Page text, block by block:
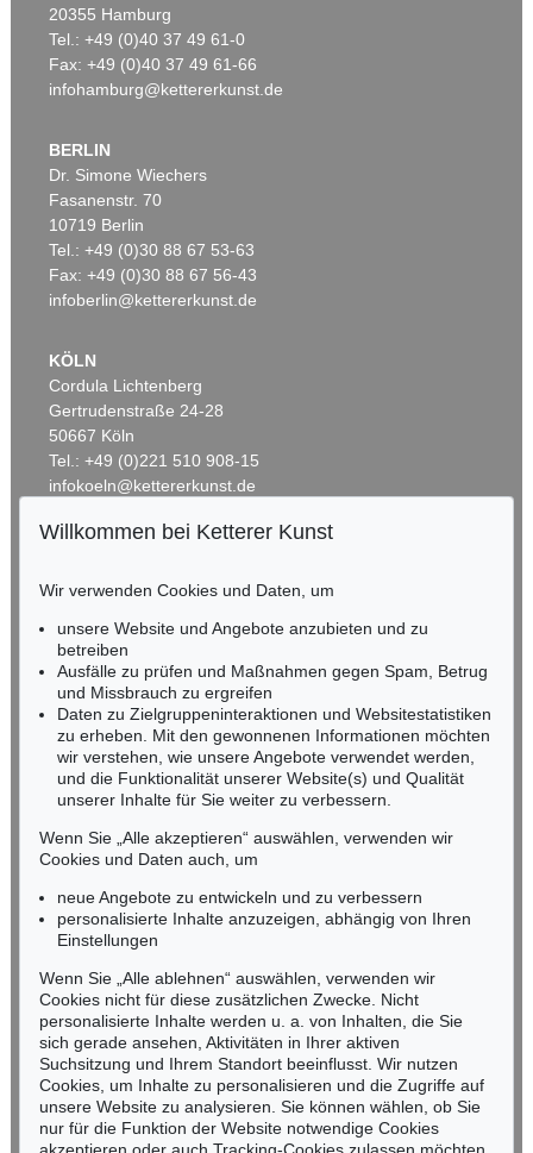
20355 Hamburg
Tel.: +49 (0)40 37 49 61-0
Fax: +49 (0)40 37 49 61-66
infohamburg@kettererkunst.de
BERLIN
Dr. Simone Wiechers
Fasanenstr. 70
10719 Berlin
Tel.: +49 (0)30 88 67 53-63
Fax: +49 (0)30 88 67 56-43
infoberlin@kettererkunst.de
KÖLN
Cordula Lichtenberg
Gertrudenstraße 24-28
50667 Köln
Tel.: +49 (0)221 510 908-15
infokoeln@kettererkunst.de
BADEN-WÜRTTEMBERG
RHEINLAND-PFALZ
Miriam Heß
Tel.: +49 (0)62 21 58 80-038
Fax: +49 (0)62 21 58 80-595
infoheidelberg@kettererkunst.de
NORDDEUTSCHLAND
Nico Kassel, M.A.
Tel.: +49 (0)89 55244-164
Mobil: +49 (0)171 8618661
n.kassel@kettererkunst.de
Keine Auktion mehr verpassen!
Wir informieren Sie rechtzeitig.
Jetzt zum Newsletter anmelden >
Willkommen bei Ketterer Kunst
Wir verwenden Cookies und Daten, um
unsere Website und Angebote anzubieten und zu
betreiben
Ausfälle zu prüfen und Maßnahmen gegen Spam, Betrug
und Missbrauch zu ergreifen
Daten zu Zielgruppeninteraktionen und Websitestatistiken
zu erheben. Mit den gewonnenen Informationen möchten
wir verstehen, wie unsere Angebote verwendet werden,
und die Funktionalität unserer Website(s) und Qualität
unserer Inhalte für Sie weiter zu verbessern.
Wenn Sie „Alle akzeptieren“ auswählen, verwenden wir
Cookies und Daten auch, um
neue Angebote zu entwickeln und zu verbessern
personalisierte Inhalte anzuzeigen, abhängig von Ihren
Einstellungen
Wenn Sie „Alle ablehnen“ auswählen, verwenden wir
Cookies nicht für diese zusätzlichen Zwecke. Nicht
personalisierte Inhalte werden u. a. von Inhalten, die Sie
sich gerade ansehen, Aktivitäten in Ihrer aktiven
Suchsitzung und Ihrem Standort beeinflusst. Wir nutzen
Cookies, um Inhalte zu personalisieren und die Zugriffe auf
unsere Website zu analysieren. Sie können wählen, ob Sie
nur für die Funktion der Website notwendige Cookies